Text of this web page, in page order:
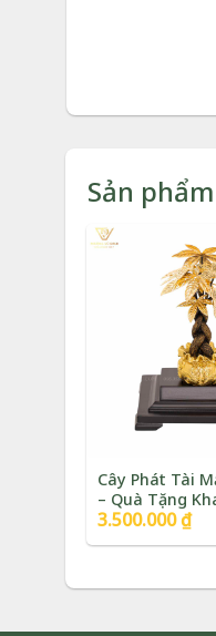
Tranh
Thuỷ Để
Sản
Cây Phát Tài
– Quà Tặng
Cao Cấp |
Giá
gốc
là:
3.500.000₫Giá
hiện
tại